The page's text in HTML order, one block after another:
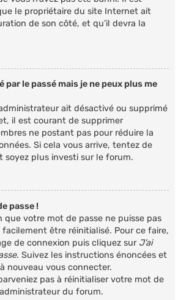
le propriétaire du site Internet ait
de son côté, et qu’il devra la
par le passé mais je ne peux plus me
ait désactivé ou supprimé
il est courant de supprimer
ne postant pas pour réduire la
Si cela vous arrive, tentez de
soyez plus investi sur le forum.
passe !
que votre mot de passe ne puisse pas
être réinitialisé. Pour ce faire,
de connexion puis cliquez sur J’ai
. Suivez les instructions énoncées et
nouveau vous connecter.
pas à réinitialiser votre mot de
du forum.